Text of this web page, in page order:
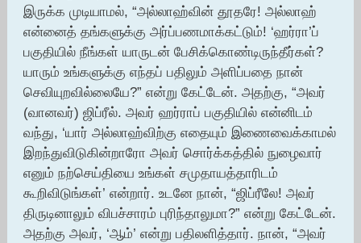
இருக்க முடியாமல், “அல்லாஹ்வின் தூதரே! அல்லாஹ்
என்னைத் தங்களுக்கு அர்ப்பணமாக்கட்டும்! ‘ஹர்ரா’ப்
பகுதியில் நீங்கள் யாருடன் பேசிக்கொண்டிருந்தீர்கள்?
யாரும் உங்களுக்கு எந்தப் பதிலும் அளிப்பதை நான்
செவியுறவில்லையே?” என்று கேட்டேன். அதற்கு, “அவர்
(வானவர்) ஜிப்ரீல். அவர் ஹர்ராப் பகுதியில் என்னிடம்
வந்து, ‘யார் அல்லாஹ்விற்கு எதையும் இணைவைக்காமல்
இறந்துவிடுகின்றாரோ அவர் சொர்க்கத்தில் நுழைவார்
எனும் நற்செய்தியை உங்கள் சமுதாயத்தாரிடம்
கூறிவிடுங்கள்’ என்றார். உடனே நான், “ஜிப்ரீலே! அவர்
திருடினாலும் விபச்சாரம் புரிந்தாலுமா?” என்று கேட்டேன்.
அதற்கு அவர், ‘ஆம்’ என்று பதிலளித்தார். நான், “அவர்